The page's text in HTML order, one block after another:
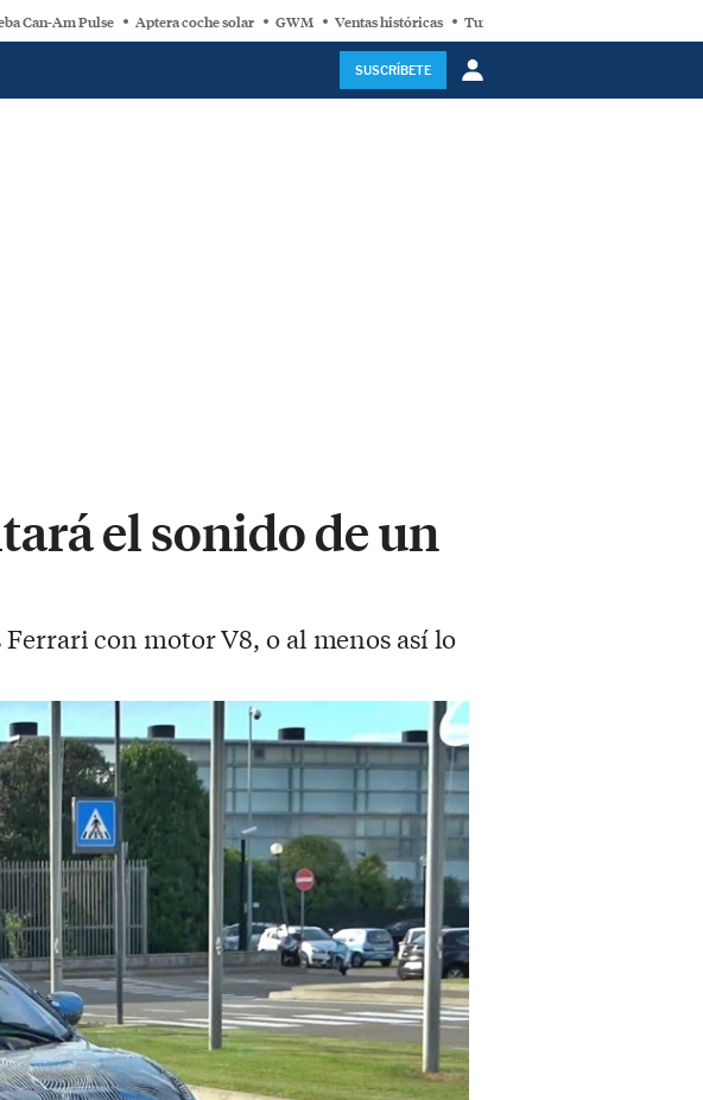
Can-Am Pulse Aptera coche solar GWM Ventas históricas Turbina eólica
SUSCRÍBETE
el sonido de un
con motor V8, o al menos así lo